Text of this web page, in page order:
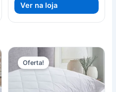
era:
R$ 72,20.
Ver na loja
Oferta!